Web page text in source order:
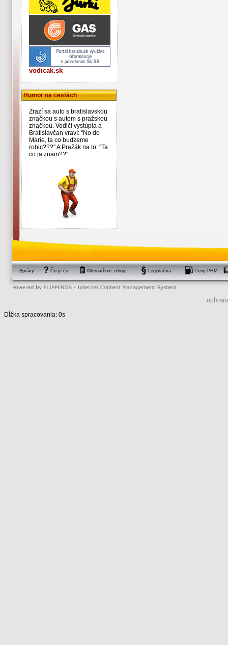
vodicak.sk
Humor na cestách
Zrazí sa auto s bratislavskou
značkou s autom s pražskou
značkou. Vodiči vystúpia a
Bratislavčan vraví: "No do
Marie, ta co budzeme
robic???" A Pražák na to: "Ta
co ja znam??"
Správy Čo je čo Alternatívne zdroje Legislatíva Ceny PHM
Dĺžka spracovania: 0s